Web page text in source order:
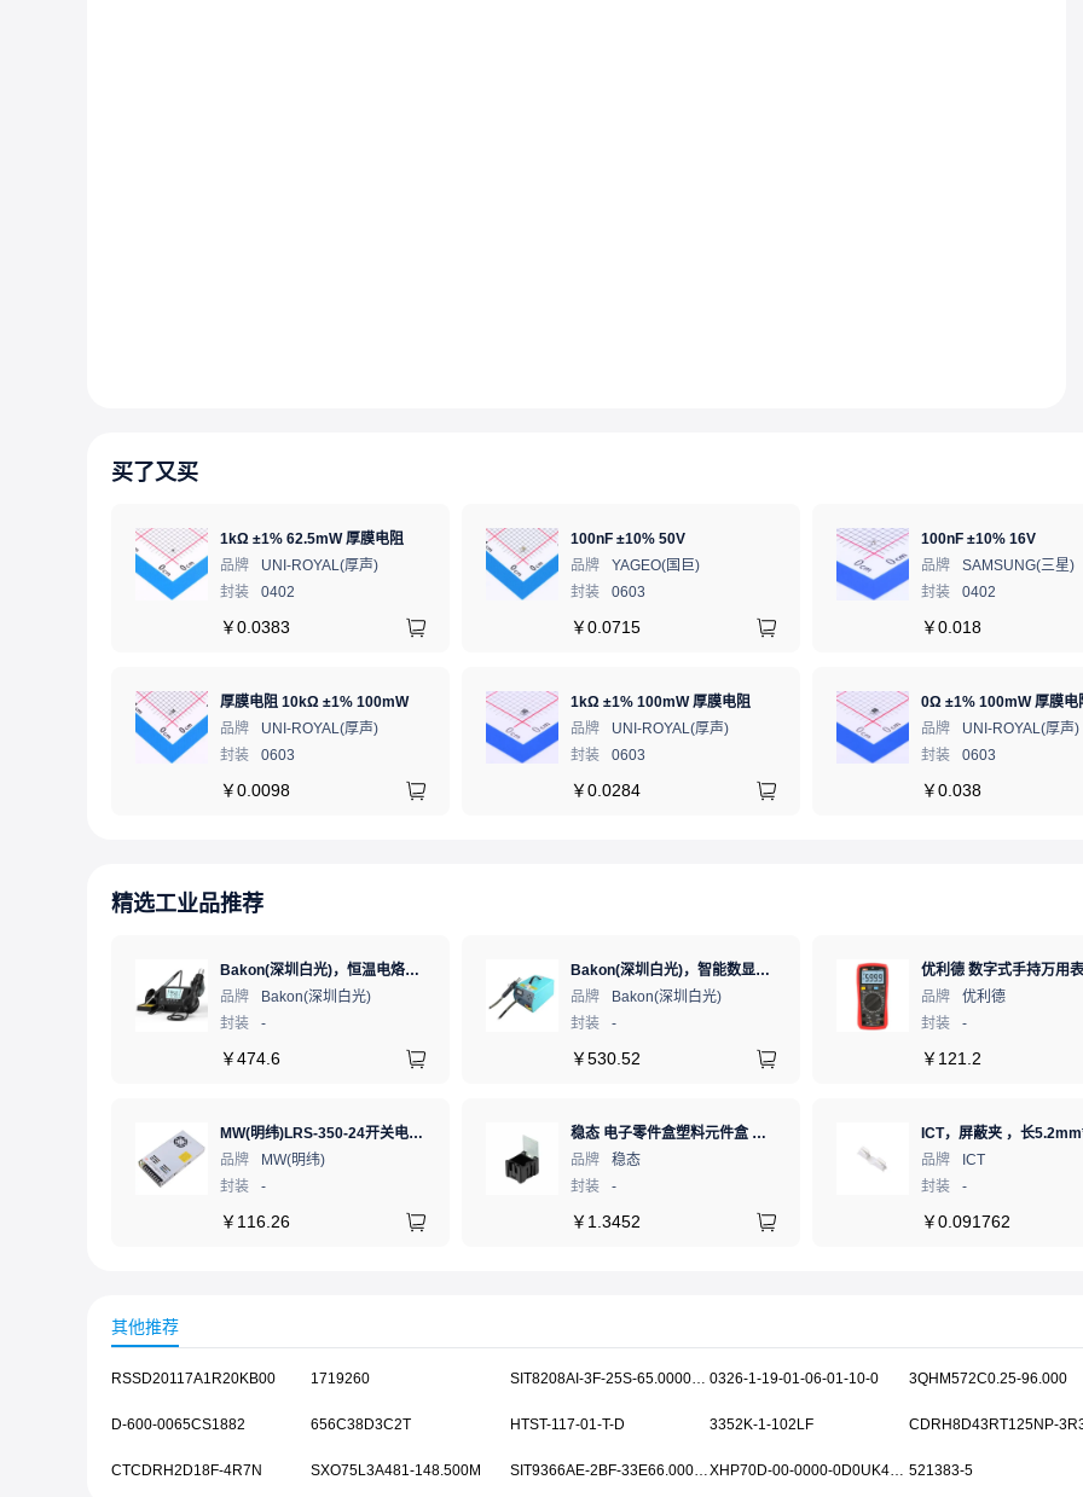
买了又买
1kΩ ±1% 62.5mW 厚膜电阻
品牌
UNI-ROYAL(厚声)
封装
0402
￥0.0383
100nF ±10% 50V
品牌
YAGEO(国巨)
封装
0603
￥0.0715
100nF ±10% 16V
品牌
SAMSUNG(三星)
封装
0402
￥0.018
厚膜电阻 10kΩ ±1% 100mW
品牌
UNI-ROYAL(厚声)
封装
0603
￥0.0098
1kΩ ±1% 100mW 厚膜电阻
品牌
UNI-ROYAL(厚声)
封装
0603
￥0.0284
0Ω ±1% 100mW 厚膜电
品牌
UNI-ROYAL(厚声)
封装
0603
￥0.038
精选工业品推荐
Bakon(深圳白光)，恒温电烙铁热风枪二合一数显可调温大功率无铅拆焊台，BK881（新老款交替发货）
品牌
Bakon(深圳白光)
封装
-
￥474.6
Bakon(深圳白光)，智能数显热风枪拆焊台，热风焊台，BK870A
品牌
Bakon(深圳白光)
封装
-
￥530.52
品牌
优利德
封装
-
￥ 121.2
MW(明纬)LRS-350-24开关电源直流DC稳压变压器监控24V 14.6A
品牌
MW(明纬)
封装
-
￥ 116.26
稳态 电子零件盒塑料元件盒 防静电 黑色 1# Bk
品牌
稳态
封装
-
￥ 1.3452
品牌
ICT
封装
-
￥0.091762
其他推荐
RSSD20117A1R20KB00 1719260 SIT8208AI-3F-25S-65.000000X 0326-1-19-01-06-01-10-0 3QHM572C0.25-96.000
D-600-0065CS1882 656C38D3C2T HTST-117-01-T-D 3352K-1-102LF CDRH8D43RT125NP-
CTCDRH2D18F-4R7N SXO75L3A481-148.500M SIT9366AE-2BF-33E66.000000 XHP70D-00-0000-0D0UK430H 521383-5